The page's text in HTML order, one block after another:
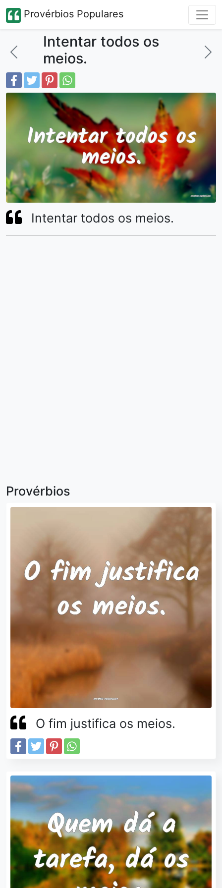
Provérbios Populares
Intentar todos os
meios.
Intentar todos os meios.
Provérbios
O fim justifica os meios.